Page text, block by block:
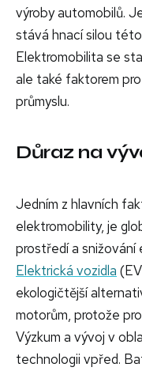
výroby automobilů.
stává hnací silou
Elektromobilita se
ale také faktorem
průmyslu.
Důraz na
Jedním z hlavních
elektromobility, je
prostředí a snižování
Elektrická vozidla
ekologičtější
motorům, protože
Výzkum a vývoj v
technologii vpřed.